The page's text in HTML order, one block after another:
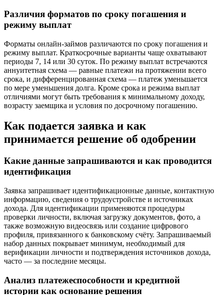
Различия форматов по сроку погашения и
режиму выплат
Форматы онлайн-займов различаются по сроку погашения и
режиму выплат. Краткосрочные варианты чаще охватывают
периоды 7, 14 или 30 суток. По режиму выплат встречаются
аннуитетная схема — равные платежи на протяжении всего
срока, и дифференцированная схема — платеж уменьшается
по мере уменьшения долга. Кроме срока и режима выплат
отличиями могут быть требования к минимальному доходу,
возрасту заемщика и условия по досрочному погашению.
Как подается заявка и как
принимается решение об одобрении
Какие данные запрашиваются и как проводится
идентификация
Заявка запрашивает идентификационные данные, контактную
информацию, сведения о трудоустройстве и источниках
дохода. Для идентификации применяются процедуры
проверки личности, включая загрузку документов, фото, а
также возможную видеосвязь или создание цифрового
профиля, привязанного к банковскому счёту. Запрашиваемый
набор данных покрывает минимум, необходимый для
верификации личности и подтверждения источников дохода,
часто — за последние месяцы.
Анализ платежеспособности и кредитной
истории как основание решения